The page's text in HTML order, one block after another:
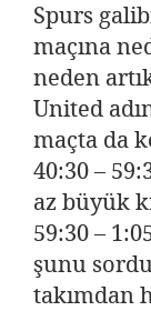
Spurs
maçına
neden
United
maçta da
40:30 –
az büyük
59:30 –
şunu
takımdan